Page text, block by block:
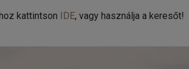
kattintson IDE, vagy használja a keresőt!